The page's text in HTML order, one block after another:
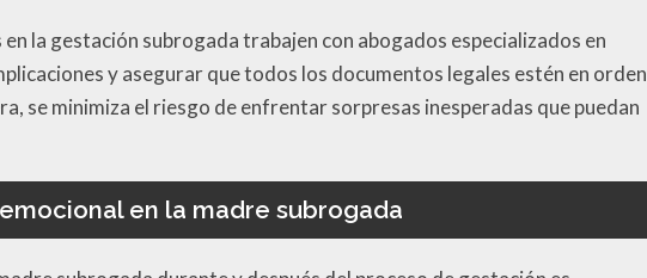
la gestación subrogada trabajen con abogados especializados en
y asegurar que todos los documentos legales estén en orden
se minimiza el riesgo de enfrentar sorpresas inesperadas que puedan
en la madre subrogada